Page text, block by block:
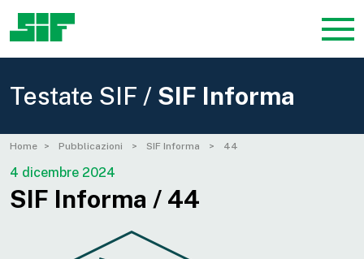
Testate SIF / SIF Informa
Home Pubblicazioni SIF Informa 44
4 dicembre 2024
SIF Informa / 44